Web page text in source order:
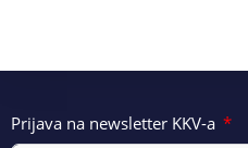
Prijava na newsletter KKV-a